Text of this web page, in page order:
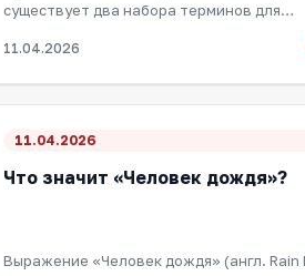
существует два набора терминов для
11.04.2026
11.04.2026
Что значит «Человек дождя»?
Выражение «Человек дождя» (англ. Rain